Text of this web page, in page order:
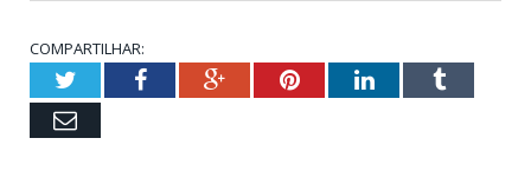
COMPARTILHAR:
TwitterFacebookGoogle+PinterestLinkedInTumblr
Email